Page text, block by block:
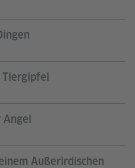
Außerirdischen